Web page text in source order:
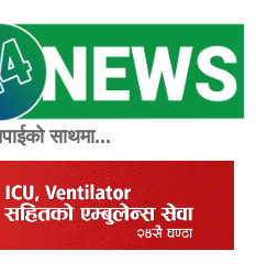
साथमा...